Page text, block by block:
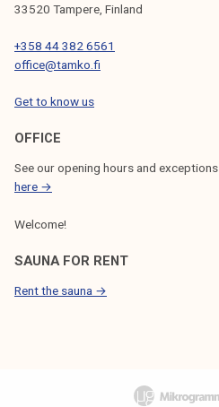
33520 Tampere, Finland
+358 44 382 6561
office@tamko.fi
Get to know us
OFFICE
See our opening hours and exceptions
here →
Welcome!
SAUNA FOR RENT
Rent the sauna →